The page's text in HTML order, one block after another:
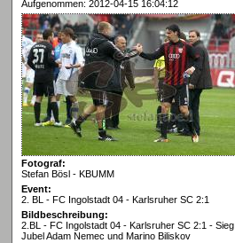
Aufgenommen: 2012-04-15 16:04:12
Fotograf:
Stefan Bösl - KBUMM
Event:
2. BL - FC Ingolstadt 04 - Karlsruher SC 2:1
Bildbeschreibung:
2.BL - FC Ingolstadt 04 - Karlsruher SC 2:1 - Sieg
Jubel Adam Nemec und Marino Biliskov